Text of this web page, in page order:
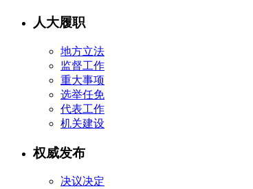
人大履职
地方立法
监督工作
重大事项
选举任免
代表工作
机关建设
权威发布
决议决定